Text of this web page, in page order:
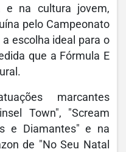
e na cultura jovem,
pelo Campeonato
escolha ideal para o
que a Fórmula E
marcantes
Town", "Scream
e Diamantes" e na
de "No Seu Natal